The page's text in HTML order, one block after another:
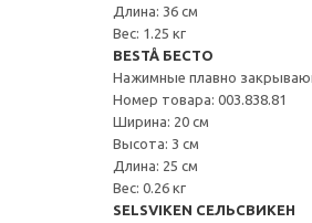
Длина: 36 см
Вес: 1.25 кг
BESTÅ БЕСТО
Нажимные плавно
Номер товара: 003.838.81
Ширина: 20 см
Высота: 3 см
Длина: 25 см
Вес: 0.26 кг
SELSVIKEN СЕЛЬСВИКЕН